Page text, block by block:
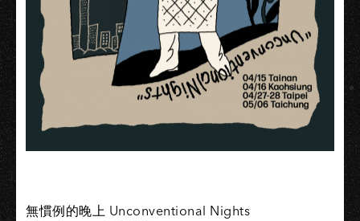
無慣例的晚上 Unconventional Nights